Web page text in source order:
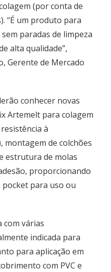
(por conta de
“É um produto para
paradas de limpeza
alta qualidade”,
Gerente de Mercado
conhecer novas
Artemelt para colagem
à
montagem de colchões
estrutura de molas
proporcionando
para uso ou
com várias
indicada para
para aplicação em
com PVC e